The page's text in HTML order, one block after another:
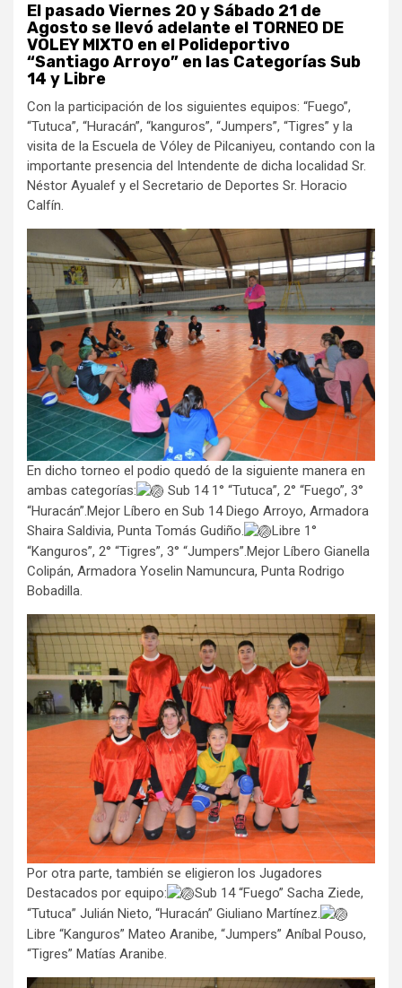
El pasado Viernes 20 y Sábado 21 de
Agosto se llevó adelante el TORNEO DE
VOLEY MIXTO en el Polideportivo
“Santiago Arroyo” en las Categorías Sub
14 y Libre
Con la participación de los siguientes equipos: “Fuego”,
“Tutuca”, “Huracán”, “kanguros”, “Jumpers”, “Tigres” y la
visita de la Escuela de Vóley de Pilcaniyeu, contando con la
importante presencia del Intendente de dicha localidad Sr.
Néstor Ayualef y el Secretario de Deportes Sr. Horacio
Calfín.
En dicho torneo el podio quedó de la siguiente manera en
ambas categorías:
Sub 14 1° “Tutuca”, 2° “Fuego”, 3°
“Huracán”.Mejor Líbero en Sub 14 Diego Arroyo, Armadora
Shaira Saldivia, Punta Tomás Gudiño.
Libre 1°
“Kanguros”, 2° “Tigres”, 3° “Jumpers”.Mejor Líbero Gianella
Colipán, Armadora Yoselin Namuncura, Punta Rodrigo
Bobadilla.
Por otra parte, también se eligieron los Jugadores
Destacados por equipo:
Sub 14 “Fuego” Sacha Ziede,
“Tutuca” Julián Nieto, “Huracán” Giuliano Martínez.
Libre “Kanguros” Mateo Aranibe, “Jumpers” Aníbal Pouso,
“Tigres” Matías Aranibe.